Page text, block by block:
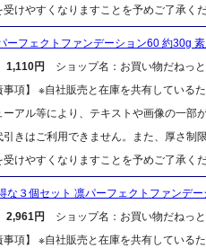
受けやすくなりますことを予めご了承くだ
ーフェクトファンデーション60 約30g
1,110円
ショップ名：お買い物だねっと
事項】 ※自社販売と在庫を共有してい
ーアル等により、テキストや画像の一部
引きはご利用できません。また、厚さ制
受けやすくなりますことを予めご了承くだ
な３個セット 凛パーフェクトファンデ
2,961円
ショップ名：お買い物だねっと
事項】 ※自社販売と在庫を共有してい